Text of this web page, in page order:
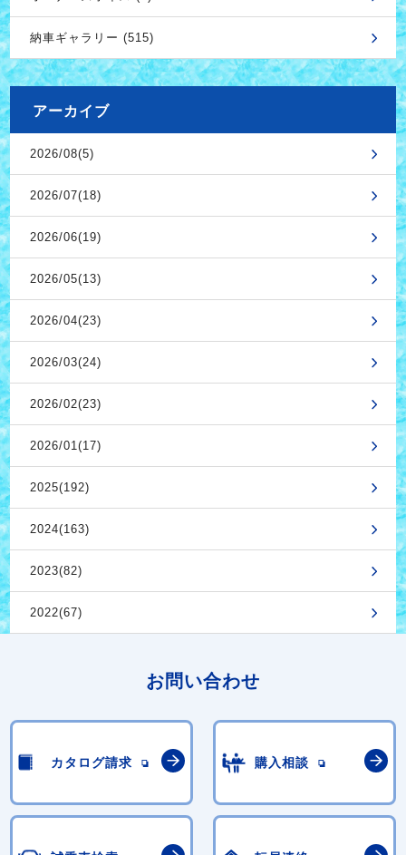
納車ギャラリー (515)
アーカイブ
2026/08(5)
2026/07(18)
2026/06(19)
2026/05(13)
2026/04(23)
2026/03(24)
2026/02(23)
2026/01(17)
2025(192)
2024(163)
2023(82)
2022(67)
お問い合わせ
カタログ請求 購入相談